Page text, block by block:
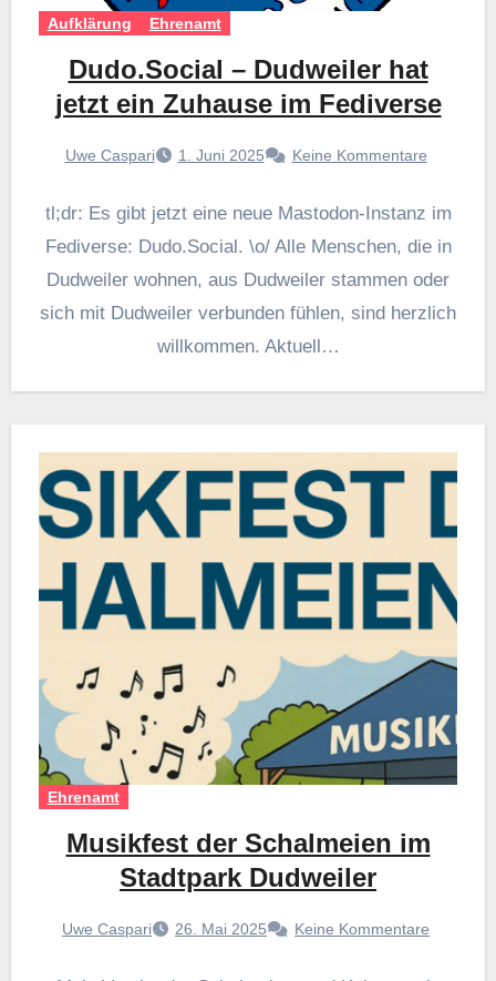
Aufklärung Ehrenamt
Dudo.Social – Dudweiler hat
jetzt ein Zuhause im Fediverse
Uwe Caspari 1. Juni 2025 Keine Kommentare
tl;dr: Es gibt jetzt eine neue Mastodon-Instanz im
Fediverse: Dudo.Social. \o/ Alle Menschen, die in
Dudweiler wohnen, aus Dudweiler stammen oder
sich mit Dudweiler verbunden fühlen, sind herzlich
willkommen. Aktuell…
Ehrenamt
Musikfest der Schalmeien im
Stadtpark Dudweiler
Uwe Caspari 26. Mai 2025 Keine Kommentare